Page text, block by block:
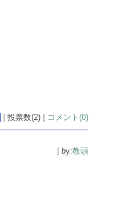
| 投票数(2) | コメント(0)
| by:教頭